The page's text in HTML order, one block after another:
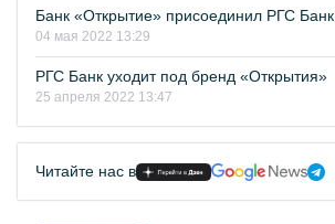
Банк «Открытие» присоединил РГС Банк
04 мая 2022 13:29
РГС Банк уходит под бренд «Открытия»
25 апреля 2022 13:47
Читайте нас в